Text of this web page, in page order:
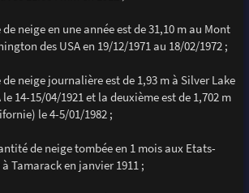
neige en une année est de 31,10 m au Mont
des USA en 19/12/1971 au 18/02/1972 ;
neige journalière est de 1,93 m à Silver Lake
14-15/04/1921 et la deuxième est de 1,702 m
le 4-5/01/1982 ;
de neige tombée en 1 mois aux Etats-
Tamarack en janvier 1911 ;